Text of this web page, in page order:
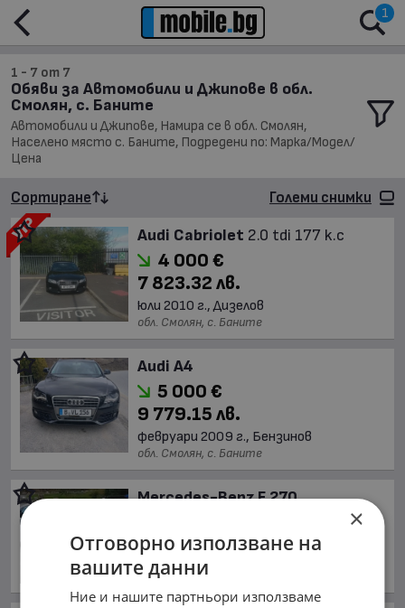
1
1 - 7 от 7
Обяви за Автомобили и Джипове в обл.
Смолян, с. Баните
Автомобили и Джипове, Намира се в обл. Смолян,
Населено място с. Баните, Подредени по: Марка/Модел/
Цена
Сортиране Големи снимки
Audi Cabriolet 2.0 tdi 177 k.c
4 000 €
7 823.32 лв.
юли 2010 г., Дизелов
обл. Смолян, с. Баните
Audi A4
5 000 €
9 779.15 лв.
февруари 2009 г., Бензинов
обл. Смолян, с. Баните
Mercedes-Benz E 270
декември 2002 г., Дизелов
обл. Смолян, с. Баните
×
Отговорно използване на
вашите данни
Ние и нашите партньори използваме